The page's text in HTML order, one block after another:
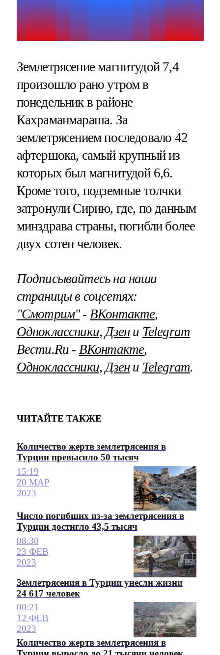
Землетрясение магнитудой 7,4
произошло рано утром в
понедельник в районе
Кахраманмараша. За
землетрясением последовало 42
афтершока, самый крупный из
которых был магнитудой 6,6.
Кроме того, подземные толчки
затронули Сирию, где, по данным
минздрава страны, погибли более
двух сотен человек.
Подписывайтесь на наши
страницы в соцсетях:
"Смотрим"‐ ВКонтакте,
Одноклассники,Дзени Telegram
Вести.Ru ‐ ВКонтакте,
Одноклассники,Дзени Telegram.
ЧИТАЙТЕ ТАКЖЕ
Количество жертв землетрясения в
Турции превысило 50 тысяч
15:19
20 МАР
2023
Число погибших из-за землетрясения в
Турции достигло 43,5 тысяч
08:30
23 ФЕВ
2023
Землетрясения в Турции унесли жизни
24 617 человек
00:21
12 ФЕВ
2023
Количество жертв землетрясения в